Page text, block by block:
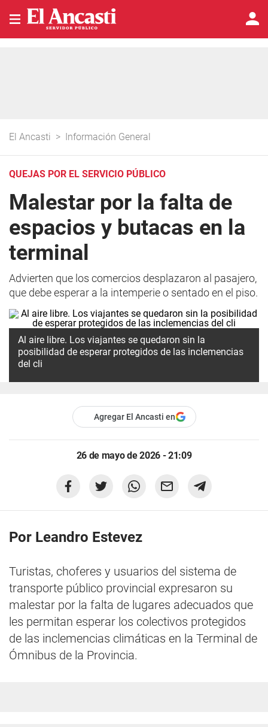
El Ancasti > Información General
QUEJAS POR EL SERVICIO PÚBLICO
Malestar por la falta de
espacios y butacas en la
terminal
Advierten que los comercios desplazaron al pasajero,
que debe esperar a la intemperie o sentado en el piso.
Al aire libre. Los viajantes se quedaron sin la
posibilidad de esperar protegidos de las inclemencias
del cli
Agregar El Ancasti en
26 de mayo de 2026 - 21:09
Por Leandro Estevez
Turistas, choferes y usuarios del sistema de
transporte público provincial expresaron su
malestar por la falta de lugares adecuados que
les permitan esperar los colectivos protegidos
de las inclemencias climáticas en la Terminal de
Ómnibus de la Provincia.